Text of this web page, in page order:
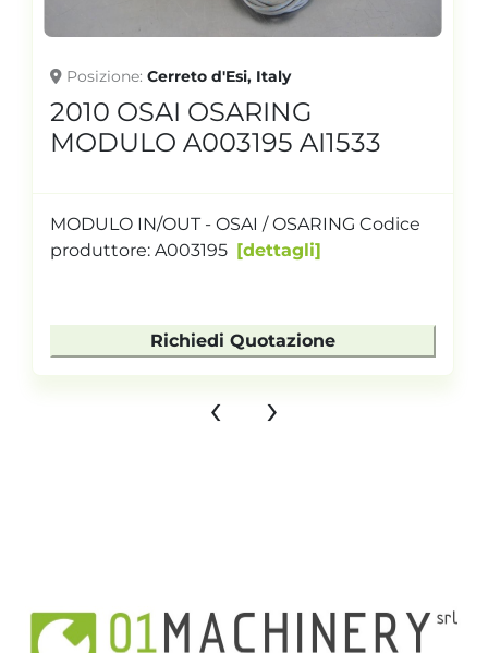
Posizione Cerreto d'Esi, Italy
2010 OSAI OSARING
MODULO A003195 AI1533
MODULO IN/OUT - OSAI / OSARING Codice
produttore: A003195
dettagli
Richiedi Quotazione
‹ ›